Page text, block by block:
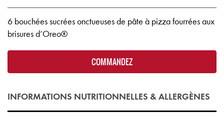
6 bouchées sucrées onctueuses de pâte à pizza fourrées aux
brisures d’Oreo®
COMMANDEZ
INFORMATIONS NUTRITIONNELLES & ALLERGÈNES